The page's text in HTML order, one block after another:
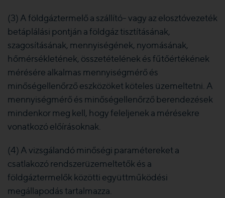
(3) A földgáztermelő a szállító- vagy az elosztóvezeték
betáplálási pontján a földgáz tisztításának,
szagosításának, mennyiségének, nyomásának,
hőmérsékletének, összetételének és fűtőértékének
mérésére alkalmas mennyiségmérő és
minőségellenőrző eszközöket köteles üzemeltetni. A
mennyiségmérő és minőségellenőrző berendezések
mindenkor meg kell, hogy feleljenek a mérésekre
vonatkozó előírásoknak.
(4) A vizsgálandó minőségi paramétereket a
csatlakozó rendszerüzemeltetők és a
földgáztermelők közötti együttműködési
megállapodás tartalmazza.